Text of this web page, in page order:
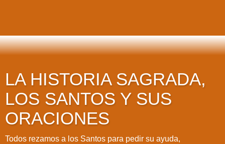
LA HISTORIA SAGRADA,
LOS SANTOS Y SUS
ORACIONES
Todos rezamos a los Santos para pedir su ayuda,